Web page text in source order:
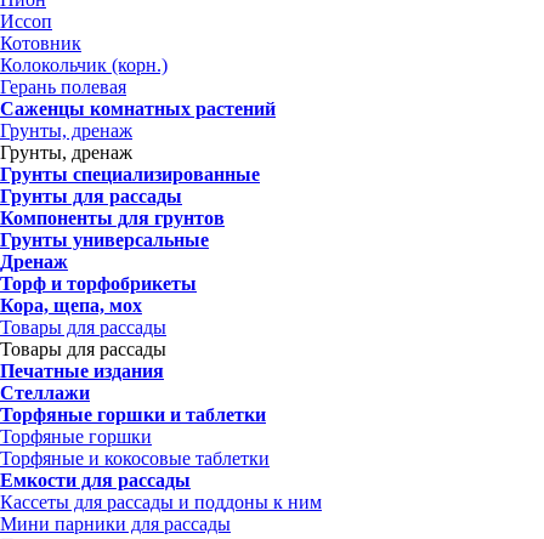
Иссоп
Котовник
Колокольчик (корн.)
Герань полевая
Саженцы комнатных растений
Грунты, дренаж
Грунты, дренаж
Грунты специализированные
Грунты для рассады
Компоненты для грунтов
Грунты универсальные
Дренаж
Торф и торфобрикеты
Кора, щепа, мох
Товары для рассады
Товары для рассады
Печатные издания
Стеллажи
Торфяные горшки и таблетки
Торфяные горшки
Торфяные и кокосовые таблетки
Емкости для рассады
Кассеты для рассады и поддоны к ним
Мини парники для рассады